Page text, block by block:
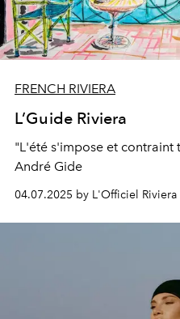
FRENCH RIVIERA
L’Guide Riviera
"L'été s'impose et contraint
André Gide
04.07.2025 by L'Officiel Riviera